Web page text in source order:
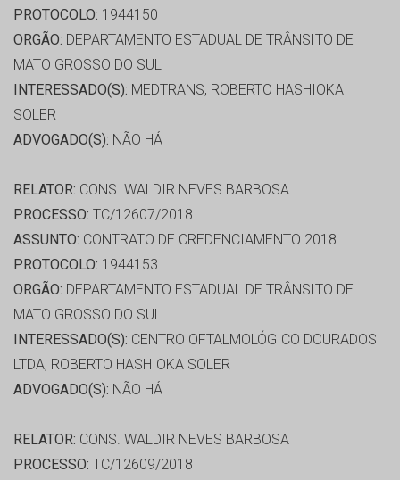
PROTOCOLO: 1944150
ORGÃO: DEPARTAMENTO ESTADUAL DE TRÂNSITO DE
MATO GROSSO DO SUL
INTERESSADO(S): MEDTRANS, ROBERTO HASHIOKA
SOLER
ADVOGADO(S): NÃO HÁ
RELATOR: CONS. WALDIR NEVES BARBOSA
PROCESSO: TC/12607/2018
ASSUNTO: CONTRATO DE CREDENCIAMENTO 2018
PROTOCOLO: 1944153
ORGÃO: DEPARTAMENTO ESTADUAL DE TRÂNSITO DE
MATO GROSSO DO SUL
INTERESSADO(S): CENTRO OFTALMOLÓGICO DOURADOS
LTDA, ROBERTO HASHIOKA SOLER
ADVOGADO(S): NÃO HÁ
RELATOR: CONS. WALDIR NEVES BARBOSA
PROCESSO: TC/12609/2018